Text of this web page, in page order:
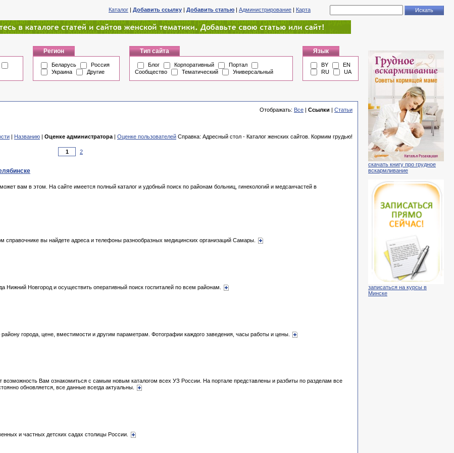
Каталог | Добавить ссылку | Добавить статью | Администрирование | Карта
Регион
Беларусь
Россия
Украина
Другие
Тип сайта
Блог Корпоративный
Портал
Сообщество
Тематический Универсальный
Язык
BY
EN
RU
UA
Отображать: Все | Ссылки | Статьи
| Названию | Оценке администратора | Оценке пользователей Справка: Адресный стол - Каталог женских сайтов. Кормим грудью!
2
вам в этом. На сайте имеется полный каталог и удобный поиск по районам больниц, гинекологий и медсанчастей в
вы найдете адреса и телефоны разнообразных медицинских организаций Самары.
Нижний Новгород и осуществить оперативный поиск госпиталей по всем районам.
города, цене, вместимости и другим параметрам. Фотографии каждого заведения, часы работы и цены.
возможность Вам ознакомиться с самым новым каталогом всех УЗ России. На портале представлены и разбиты по разделам все
обновляется, все данные всегда актуальны.
и частных детских садах столицы России.
скачать книгу про грудное
вскармливание
записаться на курсы в
Минске